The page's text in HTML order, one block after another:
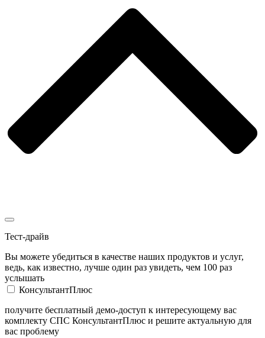
Тест-драйв
Вы можете убедиться в качестве наших продуктов и услуг,
ведь, как известно, лучше один раз увидеть, чем 100 раз
услышать
КонсультантПлюс
получите бесплатный демо-доступ к интересующему вас
комплекту СПС КонсультантПлюс и решите актуальную для
вас проблему